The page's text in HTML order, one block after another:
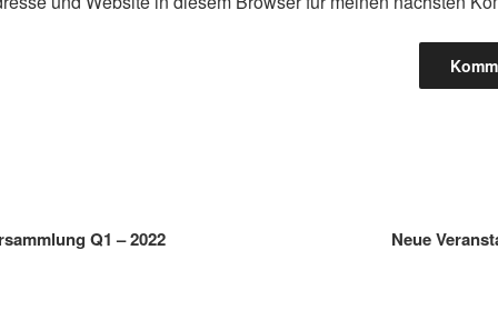
Q1 – 2022 Neue